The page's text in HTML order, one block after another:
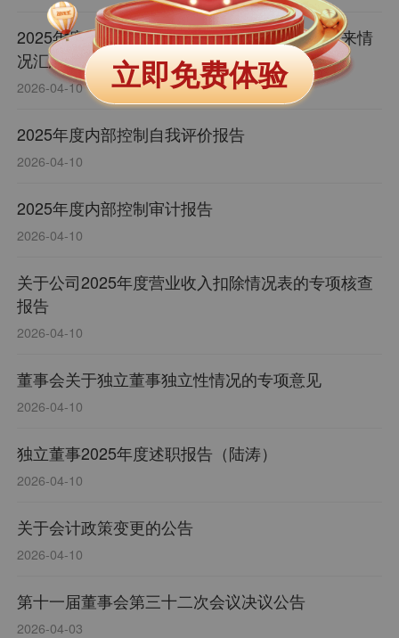
2025年度非经营性资金占用及其他关联资金往来情
况汇总表
2026-04-10
2025年度内部控制自我评价报告
2026-04-10
2025年度内部控制审计报告
2026-04-10
关于公司2025年度营业收入扣除情况表的专项核查
报告
2026-04-10
董事会关于独立董事独立性情况的专项意见
2026-04-10
独立董事2025年度述职报告（陆涛）
2026-04-10
关于会计政策变更的公告
2026-04-10
第十一届董事会第三十二次会议决议公告
2026-04-03
立即免费体验